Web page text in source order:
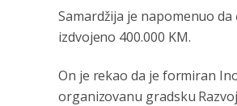
Samardžija je napomenuo
izdvojeno 400.000 KM.
On je rekao da je formiran
organizovanu gradsku